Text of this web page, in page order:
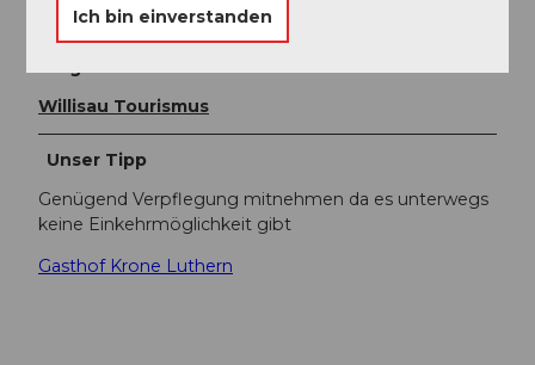
Willisau Tourismus
Willisau Tourismus
Unser Tipp
Genügend Verpflegung mitnehmen da es unterwegs
keine Einkehrmöglichkeit gibt
Gasthof Krone Luthern
Ich bin einverstanden